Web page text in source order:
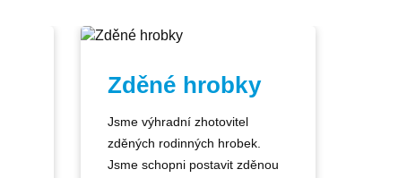
Zděné hrobky
Jsme výhradní zhotovitel
zděných rodinných hrobek.
Jsme schopni postavit zděnou